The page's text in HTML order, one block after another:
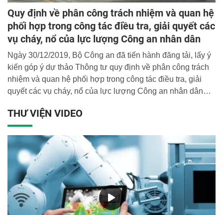
Quy định về phân công trách nhiệm và quan hệ
phối hợp trong công tác điều tra, giải quyết các
vụ cháy, nổ của lực lượng Công an nhân dân
Ngày 30/12/2019, Bộ Công an đã tiến hành đăng tải, lấy ý
kiến góp ý dự thảo Thông tư quy định về phân công trách
nhiệm và quan hệ phối hợp trong công tác điều tra, giải
quyết các vụ cháy, nổ của lực lượng Công an nhân dân
chương 19 điều.
THƯ VIỆN VIDEO